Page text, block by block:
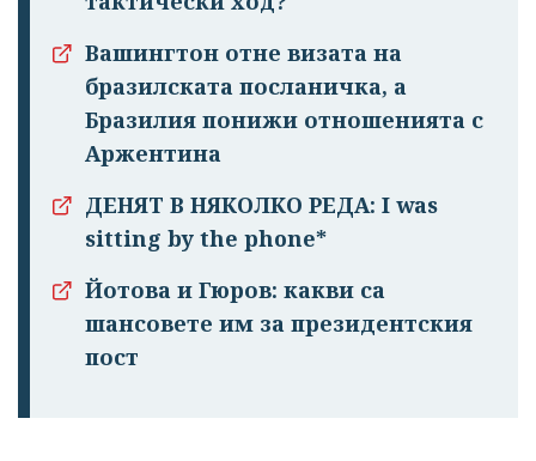
Вашингтон отне визата на
бразилската посланичка, а
Бразилия понижи отношенията с
Аржентина
ДЕНЯТ В НЯКОЛКО РЕДА: I was
sitting by the phone*
Йотова и Гюров: какви са
шансовете им за президентския
пост